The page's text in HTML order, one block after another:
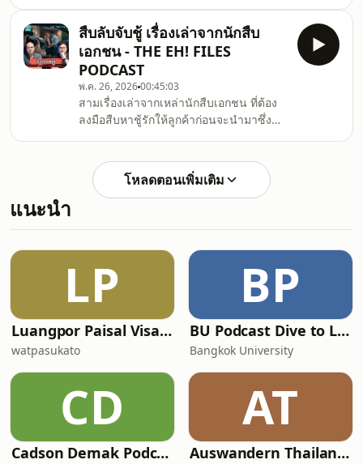
พวกเราได้ทางchuandoda@gm
แต่หลังวันขายเรือ พวกเขากลับหายตัวไป
อย่างปริศนา ลูก ๆ ต่างพากันร้อนรน จนนำ
ไปสู่การสืบสวน ที่เปิดเผยความลับอันน่า
หวาดกลัว.สมัครเป็นสมาชิกช่องชวนดูดะ
ได้ฟัง PODCAST ตอนพิเศษรวมถึงฟังตอน
ปกติได้แบบไม่มีโฆษณาที่
นี่youtube.com/channel/
พวกเราได้ทางchuandoda@gmail
สืบลับจับชู้ เรื่องเล่าจากนักสืบ
เอกชน - THE EH! FILES
PODCAST
พ.ค. 26, 202600:45:03
สามเรื่องเล่าจากเหล่านักสืบเอกชน ที่ต้อง
ลงมือสืบหาชู้รักให้ลูกค้าก่อนจะนำมาซึ่ง
นักสืบมือใหม่16:24 เรื่องที่ 2 ความลับกลาง
ป่าของคุณสามี29:54 เรื่องที่ 3 การสืบสวน
นี่youtube.com/channel/
โหลดตอนเพิ่มเติม
แนะนำ
LP
Luangpor Paisal Visalo‘s Podcast (ธรรมะ จาก หลวงพ่อไพศาล วิสาโล)
watpasukato
BP
BU Podcast Dive to Lock in
Bangkok University
CD
Cadson Demak Podcast
AT
Auswandern Thailand Podcast